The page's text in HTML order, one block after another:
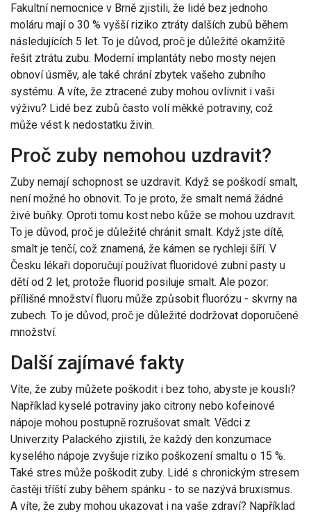
Fakultní nemocnice v Brně zjistili, že lidé bez jednoho
moláru mají o 30 % vyšší riziko ztráty dalších zubů během
následujících 5 let. To je důvod, proč je důležité okamžitě
řešit ztrátu zubu. Moderní implantáty nebo mosty nejen
obnoví úsměv, ale také chrání zbytek vašeho zubního
systému. A víte, že ztracené zuby mohou ovlivnit i vaši
výživu? Lidé bez zubů často volí měkké potraviny, což
může vést k nedostatku živin.
Proč zuby nemohou uzdravit?
Zuby nemají schopnost se uzdravit. Když se poškodí smalt,
není možné ho obnovit. To je proto, že smalt nemá žádné
živé buňky. Oproti tomu kost nebo kůže se mohou uzdravit.
To je důvod, proč je důležité chránit smalt. Když jste dítě,
smalt je tenčí, což znamená, že kámen se rychleji šíří. V
Česku lékaři doporučují používat fluoridové zubní pasty u
dětí od 2 let, protože fluorid posiluje smalt. Ale pozor:
přílišné množství fluoru může způsobit fluorózu - skvrny na
zubech. To je důvod, proč je důležité dodržovat doporučené
množství.
Další zajímavé fakty
Víte, že zuby můžete poškodit i bez toho, abyste je kousli?
Například kyselé potraviny jako citrony nebo kofeinové
nápoje mohou postupně rozrušovat smalt. Vědci z
Univerzity Palackého zjistili, že každý den konzumace
kyselého nápoje zvyšuje riziko poškození smaltu o 15 %.
Také stres může poškodit zuby. Lidé s chronickým stresem
častěji tříští zuby během spánku - to se nazývá bruxismus.
A víte, že zuby mohou ukazovat i na vaše zdraví? Například